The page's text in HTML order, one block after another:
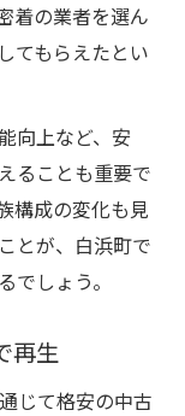
着の業者を選ん
てもらえたとい
向上など、安
ることも重要で
構成の変化も見
とが、白浜町で
しょう。
再生
じて格安の中古